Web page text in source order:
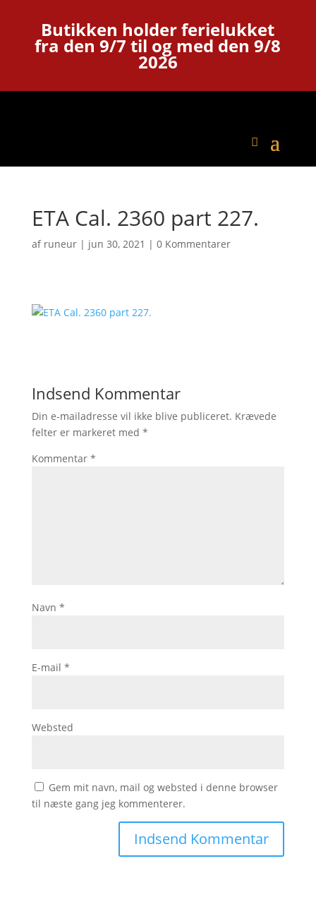
Butikken holder ferielukket
fra den 9/7 til og med den 9/8
2026
ETA Cal. 2360 part 227.
af runeur| jun 30, 2021 | 0 Kommentarer
Indsend Kommentar
Din e-mailadresse vil ikke blive publiceret. Krævede
felter er markeret med *
Kommentar *
Navn *
E-mail *
Websted
Gem mit navn, mail og websted i denne browser
til næste gang jeg kommenterer.